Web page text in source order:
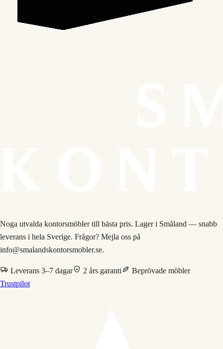
Noga utvalda kontorsmöbler till bästa pris. Lager i Småland — snabb
leverans i hela Sverige. Frågor? Mejla oss på
info@smalandskontorsmobler.se.
Leverans 3–7 dagar 2 års garanti
Beprövade möbler
Trustpilot